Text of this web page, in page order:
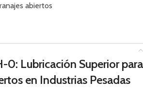
abiertos
0: Lubricación Superior para
en Industrias Pesadas